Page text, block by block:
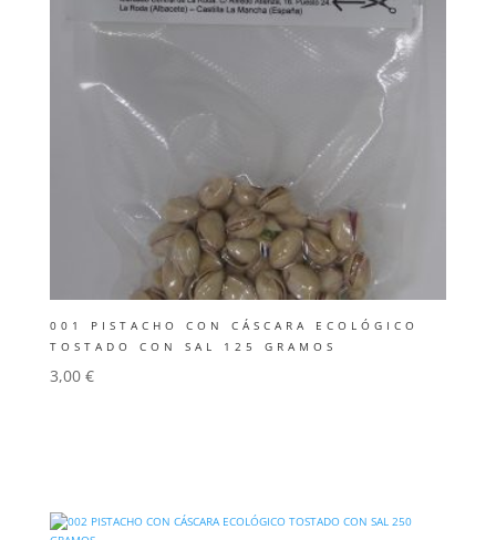
001 PISTACHO CON CÁSCARA ECOLÓGICO
TOSTADO CON SAL 125 GRAMOS
3,00 €